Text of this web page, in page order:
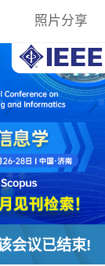
照片分享
会议已结束!